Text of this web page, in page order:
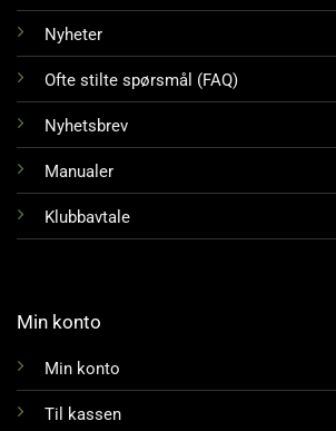
Nyheter
Ofte stilte spørsmål (FAQ)
Nyhetsbrev
Manualer
Klubbavtale
Min konto
Min konto
Til kassen